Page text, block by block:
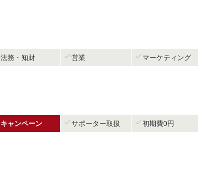
法務・知財  営業  マーケティング
キャンペーン  サポーター取扱  初期費0円